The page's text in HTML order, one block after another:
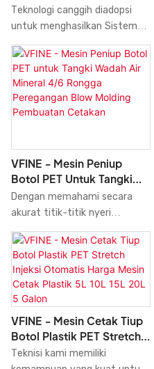
Peliharaan Sepenuhnya
Otomatis, Pembuatan
Cetakan, Pembuatan
Cetakan
Teknologi canggih diadopsi
untuk menghasilkan Sistem
Mesin Pembuatan Cetakan
Cetakan Plastik Hewan
Peliharaan 12000bph
Sepenuhnya Otomatis
berkualitas tinggi. Ukuran dan
produksinya, kami secara
eksklusif menggunakan
material yang telah lulus
semua pemeriksaan kualitas.
VFINE - Mesin Peniup
Botol PET Untuk Tangki
Wadah Air Mineral 4/6
Rongga Peregangan Blow
Cetakan
Dengan memahami secara
akurat titik-titik nyeri
pelanggan, Mesin Peniup Botol
Pet untuk Tangki Wadah Air
Mineral 4 6 Rongga
Peregangan Blow Molding
Moulding Membuat Cetakan
Blower Pembuat Plastik
Otomatis Pabrik yang
dikembangkan oleh kami telah
didukung dan dipuji oleh
VFINE - Mesin Cetak Tiup
Botol Plastik PET Stretch
Injeksi Otomatis Harga
Teknisi kami memiliki